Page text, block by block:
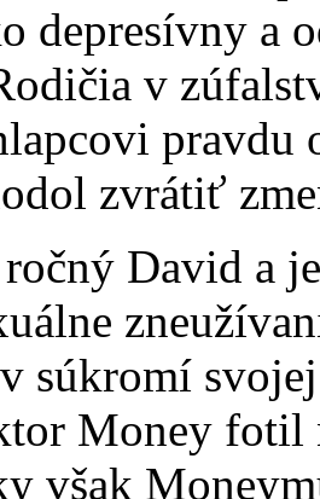
depresívny a
v
pravdu
zvrátiť
David a
súkromí
Money fotil
však